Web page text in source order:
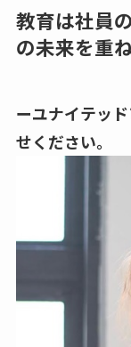
教育は社員
の未来を重
ーユナイテッ
せください。